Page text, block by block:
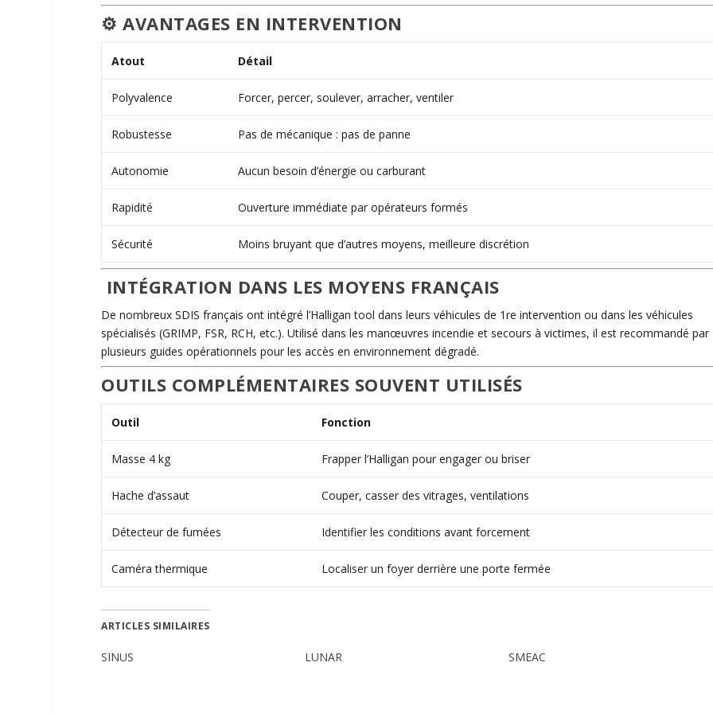
⚙️ AVANTAGES EN INTERVENTION
Atout Détail
Polyvalence Forcer, percer, soulever, arracher, ventiler
Robustesse Pas de mécanique : pas de panne
Autonomie Aucun besoin d’énergie ou carburant
Rapidité Ouverture immédiate par opérateurs formés
Sécurité Moins bruyant que d’autres moyens, meilleure discrétion
‍ INTÉGRATION DANS LES MOYENS FRANÇAIS
De nombreux SDIS français ont intégré l’Halligan tool dans leurs véhicules de 1re intervention ou dans les véhicules
spécialisés (GRIMP, FSR, RCH, etc.). Utilisé dans les manœuvres incendie et secours à victimes, il est recommandé par
plusieurs guides opérationnels pour les accès en environnement dégradé.
OUTILS COMPLÉMENTAIRES SOUVENT UTILISÉS
Outil Fonction
Masse 4 kg Frapper l’Halligan pour engager ou briser
Hache d’assaut Couper, casser des vitrages, ventilations
Détecteur de fumées Identifier les conditions avant forcement
Caméra thermique Localiser un foyer derrière une porte fermée
ARTICLES SIMILAIRES
SINUS LUNAR SMEAC